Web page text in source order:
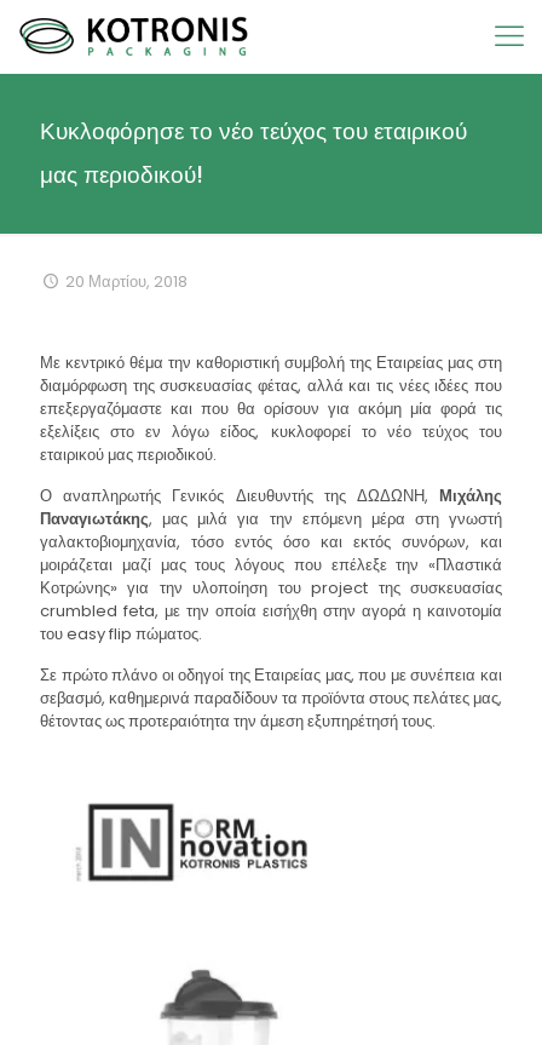
Κυκλοφόρησε το νέο τεύχος του εταιρικού
μας περιοδικού!
20 Μαρτίου, 2018
Με κεντρικό θέμα την καθοριστική συμβολή της Εταιρείας μας στη
διαμόρφωση της συσκευασίας φέτας, αλλά και τις νέες ιδέες που
επεξεργαζόμαστε και που θα ορίσουν για ακόμη μία φορά τις
εξελίξεις στο εν λόγω είδος, κυκλοφορεί το νέο τεύχος του
εταιρικού μας περιοδικού.
Ο αναπληρωτής Γενικός Διευθυντής της ΔΩΔΩΝΗ, Μιχάλης
Παναγιωτάκης, μας μιλά για την επόμενη μέρα στη γνωστή
γαλακτοβιομηχανία, τόσο εντός όσο και εκτός συνόρων, και
μοιράζεται μαζί μας τους λόγους που επέλεξε την «Πλαστικά
Κοτρώνης» για την υλοποίηση του project της συσκευασίας
crumbled feta, με την οποία εισήχθη στην αγορά η καινοτομία
του easy flip πώματος.
Σε πρώτο πλάνο οι οδηγοί της Εταιρείας μας, που με συνέπεια και
σεβασμό, καθημερινά παραδίδουν τα προϊόντα στους πελάτες μας,
θέτοντας ως προτεραιότητα την άμεση εξυπηρέτησή τους.